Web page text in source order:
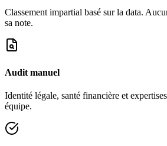
Classement impartial basé sur la data.
sa note.
Audit manuel
Identité légale, santé financière et
équipe.